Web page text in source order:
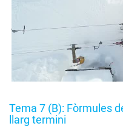
Tema 7 (B): Fòrmules
llarg termini